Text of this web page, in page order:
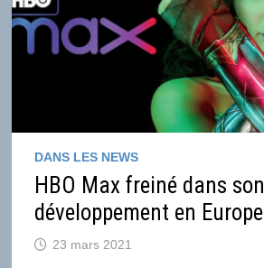
DANS LES NEWS
HBO Max freiné dans son
développement en Europe
23 mars 2021